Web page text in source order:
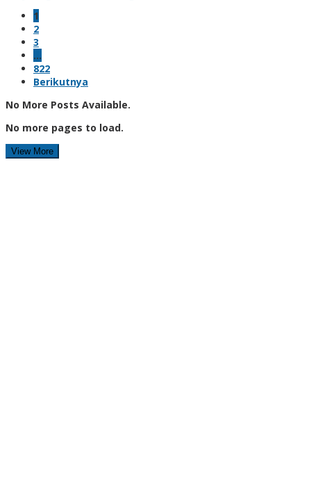
1
2
3
…
822
Berikutnya
No More Posts Available.
No more pages to load.
View More